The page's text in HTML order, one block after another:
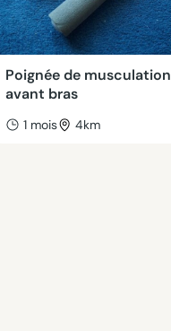
Poignée de musculation
avant bras
1 mois 4km